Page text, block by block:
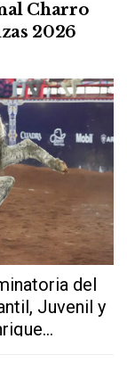
Charro
2026
del
Juvenil y